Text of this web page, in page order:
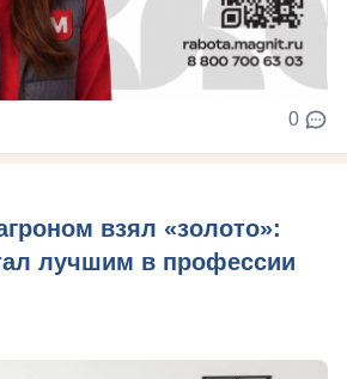
0
взял «золото»:
лучшим в профессии